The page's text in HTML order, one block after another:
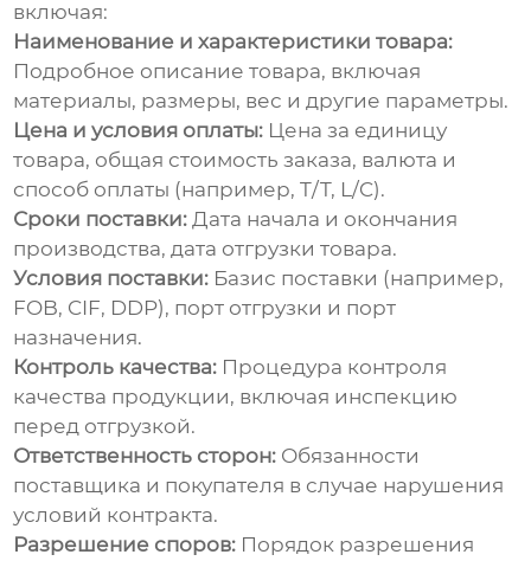
включая:
Наименование и характеристики товара:
Подробное описание товара, включая
материалы, размеры, вес и другие параметры.
Цена и условия оплаты: Цена за единицу
товара, общая стоимость заказа, валюта и
способ оплаты (например, T/T, L/C).
Сроки поставки: Дата начала и окончания
производства, дата отгрузки товара.
Условия поставки: Базис поставки (например,
FOB, CIF, DDP), порт отгрузки и порт
назначения.
Контроль качества: Процедура контроля
качества продукции, включая инспекцию
перед отгрузкой.
Ответственность сторон: Обязанности
поставщика и покупателя в случае нарушения
условий контракта.
Разрешение споров: Порядок разрешения